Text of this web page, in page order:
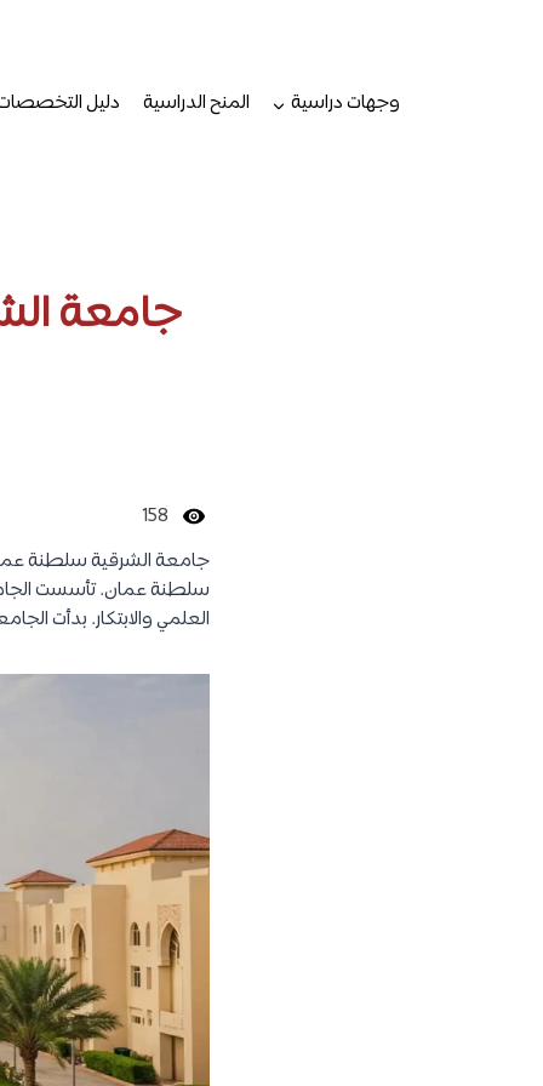
وجهات دراسية
المنح الدراسية دليل
جامعة
158
​جامعة الشرقية سلطنة
العلمي والابتكار. بدأت